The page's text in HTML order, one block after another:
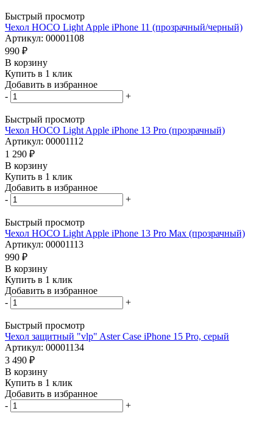
Быстрый просмотр
Чехол HOCO Light Apple iPhone 11 (прозрачный/черный)
Артикул: 00001108
990 ₽
В корзину
Купить в 1 клик
Добавить в избранное
-
+
Быстрый просмотр
Чехол HOCO Light Apple iPhone 13 Pro (прозрачный)
Артикул: 00001112
1 290 ₽
В корзину
Купить в 1 клик
Добавить в избранное
-
+
Быстрый просмотр
Чехол HOCO Light Apple iPhone 13 Pro Max (прозрачный)
Артикул: 00001113
990 ₽
В корзину
Купить в 1 клик
Добавить в избранное
-
+
Быстрый просмотр
Чехол защитный "vlp" Aster Case iPhone 15 Pro, серый
Артикул: 00001134
3 490 ₽
В корзину
Купить в 1 клик
Добавить в избранное
-
+